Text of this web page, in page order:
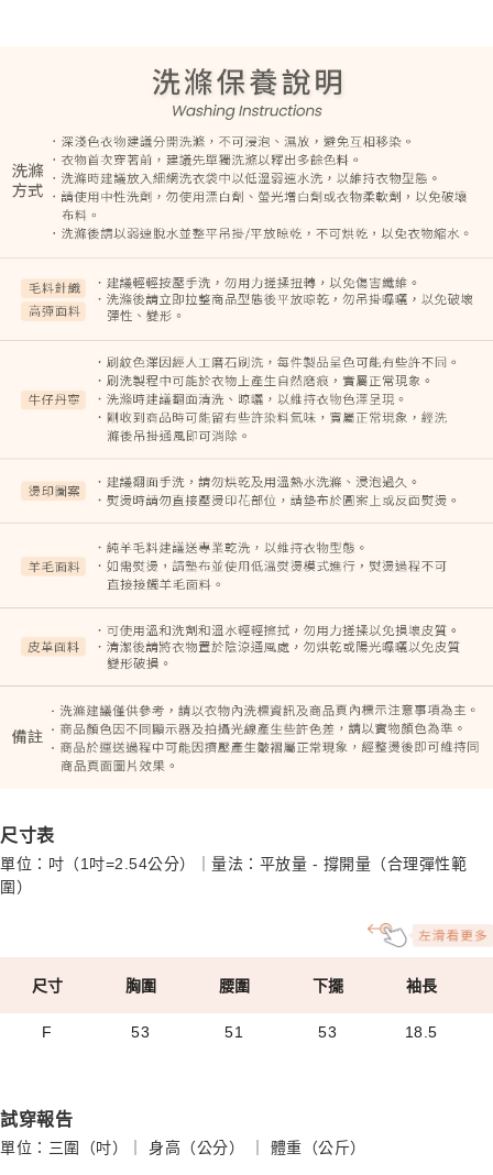
尺寸表
單位：吋（1吋=2.54公分）｜量法：平放量 - 撐開量（合理彈性範
圍）
尺寸 胸圍 腰圍 下擺 袖長
F 53 51 53 18.5
試穿報告
單位：三圍（吋）｜ 身高（公分） ｜ 體重（公斤）